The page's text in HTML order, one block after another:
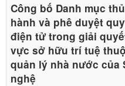
Công bố Danh mục
hành và phê duyệt
điện tử trong giải
vực sở hữu trí tuệ
quản lý nhà nước của
nghệ